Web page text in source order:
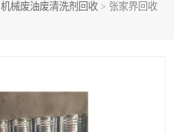
机械废油废清洗剂回收 > 张家界回收
回收废三四氯乙烯
上门回收废清洗剂